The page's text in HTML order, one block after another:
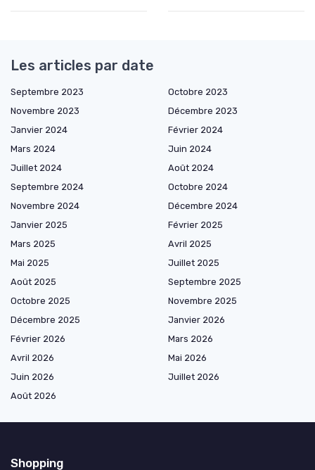
Les articles par date
Septembre 2023
Octobre 2023
Novembre 2023
Décembre 2023
Janvier 2024
Février 2024
Mars 2024
Juin 2024
Juillet 2024
Août 2024
Septembre 2024
Octobre 2024
Novembre 2024
Décembre 2024
Janvier 2025
Février 2025
Mars 2025
Avril 2025
Mai 2025
Juillet 2025
Août 2025
Septembre 2025
Octobre 2025
Novembre 2025
Décembre 2025
Janvier 2026
Février 2026
Mars 2026
Avril 2026
Mai 2026
Juin 2026
Juillet 2026
Août 2026
Shopping